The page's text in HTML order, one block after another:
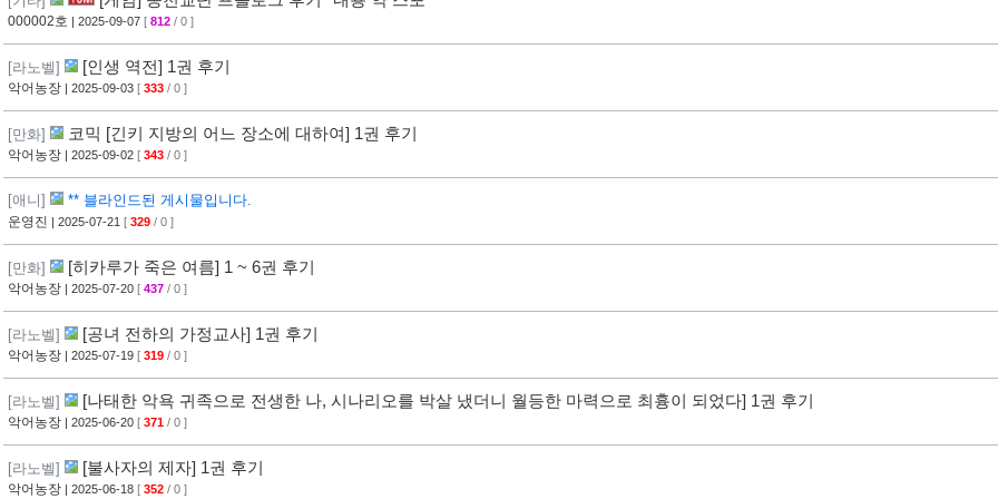
000002호 | 2025-09-07 [ 812 / 0 ]
[라노벨] [인생 역전] 1권 후기
악어농장 | 2025-09-03 [ 333 / 0 ]
[만화] 코믹 [긴키 지방의 어느 장소에 대하여] 1권 후기
악어농장 | 2025-09-02 [ 343 / 0 ]
[애니] ** 블라인드된 게시물입니다.
운영진 | 2025-07-21 [ 329 / 0 ]
[만화] [히카루가 죽은 여름] 1 ~ 6권 후기
악어농장 | 2025-07-20 [ 437 / 0 ]
[라노벨] [공녀 전하의 가정교사] 1권 후기
악어농장 | 2025-07-19 [ 319 / 0 ]
[라노벨] [나태한 악욕 귀족으로 전생한 나, 시나리오를 박살 냈더니 월등한 마력으로 최흉이 되었다] 1권 후기
악어농장 | 2025-06-20 [ 371 / 0 ]
[라노벨] [불사자의 제자] 1권 후기
악어농장 | 2025-06-18 [ 352 / 0 ]